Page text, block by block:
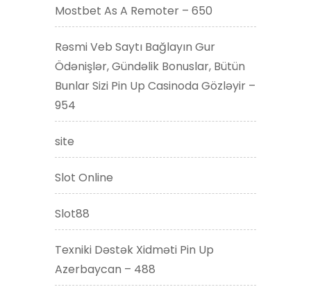
Mostbet As A Remoter – 650
Rəsmi Veb Saytı Bağlayın️ Gur
Ödənişlər, Gündəlik Bonuslar, Bütün
Bunlar Sizi Pin Up Casinoda Gözləyir –
954
site
Slot Online
Slot88
Texniki Dəstək Xidməti Pin Up
Azerbaycan – 488